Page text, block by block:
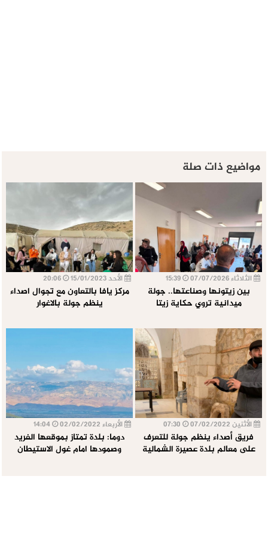
مواضيع ذات صلة
الثلاثاء 07/07/2026
بين زيتونها وصناعتها.. جولة
ميدانية تروي حكاية زيتا
الأحد 15/01/2023
مركز يافا بالتعاون مع تجوال اصداء
ينظم جولة بالاغوار
الأثنين 07/02/2022
فريق أصداء ينظم جولة للتعرف
على معالم بلدة عصيرة الشمالية
الأربعاء 02/02/2022
دوما: بلدة تمتاز بموقعها الفريد
وصمودها امام غول الاستيطان